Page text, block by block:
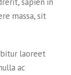
massa, sit
laoreet
ac